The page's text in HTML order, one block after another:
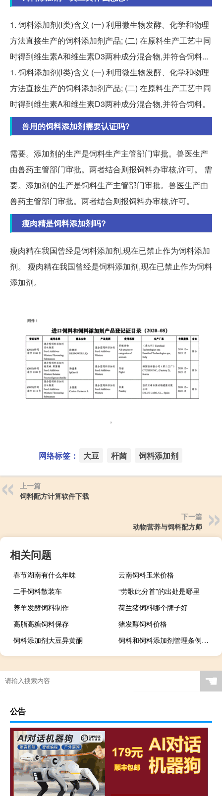
1. 饲料添加剂(Ⅰ类)含义 (一) 利用微生物发酵、化学和物理
方法直接生产的饲料添加剂产品; (二) 在原料生产工艺中同
时得到维生素A和维生素D3两种成分混合物,并符合饲料...
1. 饲料添加剂(Ⅰ类)含义 (一) 利用微生物发酵、化学和物理
方法直接生产的饲料添加剂产品; (二) 在原料生产工艺中同
时得到维生素A和维生素D3两种成分混合物,并符合饲料。
兽用的饲料添加剂需要认证吗?
需要。添加剂的生产是饲料生产主管部门审批。兽医生产
由兽药主管部门审批。两者结合则报饲料办审核,许可。 需
要。添加剂的生产是饲料生产主管部门审批。兽医生产由
兽药主管部门审批。两者结合则报饲料办审核,许可。
瘦肉精是饲料添加剂吗?
瘦肉精在我国曾经是饲料添加剂,现在已禁止作为饲料添加
剂。 瘦肉精在我国曾经是饲料添加剂,现在已禁止作为饲料
添加剂。
网络标签： 大豆 杆菌 饲料添加剂
上一篇
饲料配方计算软件下载
下一篇
动物营养与饲料配方师
相关问题
春节湖南有什么年味
云南饲料玉米价格
二手饲料散装车
“劳歌此分首”的出处是哪里
养羊发酵饲料制作
荷兰猪饲料哪个牌子好
高脂高糖饲料保存
猪发酵饲料价格
饲料添加剂大豆异黄酮
饲料和饲料添加剂管理条例中新增的管理制度有哪些
☚
公告